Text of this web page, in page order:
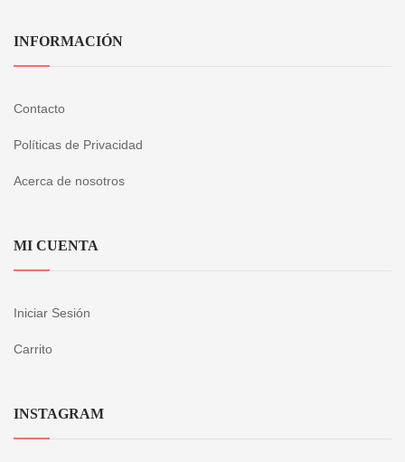
INFORMACIÓN
Contacto
Políticas de Privacidad
Acerca de nosotros
MI CUENTA
Iniciar Sesión
Carrito
INSTAGRAM